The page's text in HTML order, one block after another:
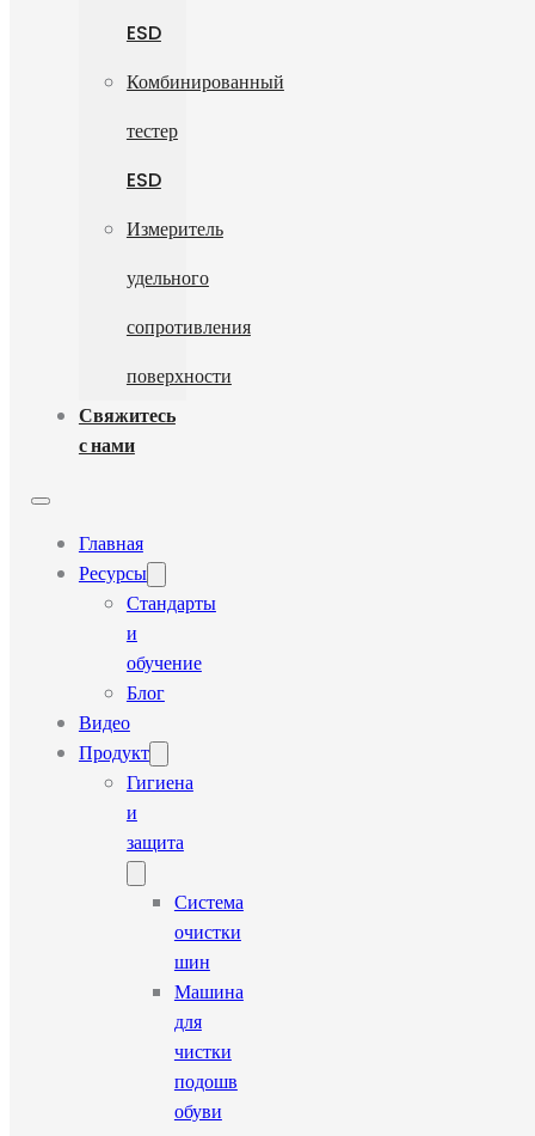
ESD
Комбинированный
тестер
ESD
Измеритель
удельного
сопротивления
поверхности
Свяжитесь
с нами
Главная
Ресурсы
Стандарты
и
обучение
Блог
Видео
Продукт
Гигиена
и
защита
Система
очистки
шин
Машина
для
чистки
подошв
обуви